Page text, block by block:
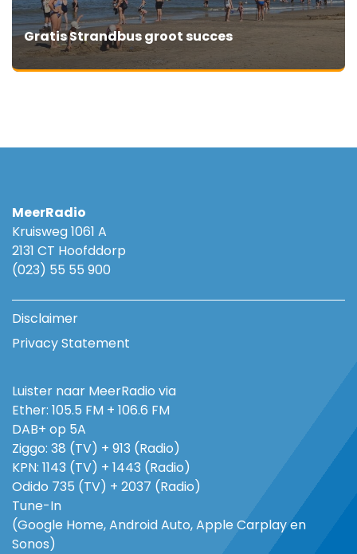
Gratis Strandbus groot succes
MeerRadio
Kruisweg 1061 A
2131 CT Hoofddorp
(023) 55 55 900
Disclaimer
Privacy Statement
Luister naar MeerRadio via
Ether: 105.5 FM + 106.6 FM
DAB+ op 5A
Ziggo: 38 (TV) + 913 (Radio)
KPN: 1143 (TV) + 1443 (Radio)
Odido 735 (TV) + 2037 (Radio)
Tune-In
(Google Home, Android Auto, Apple Carplay en
Sonos)